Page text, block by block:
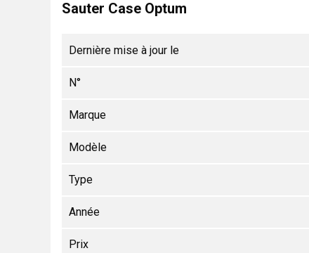
Sauter Case Optum
Dernière mise à jour le
N°
Marque
Modèle
Type
Année
Prix